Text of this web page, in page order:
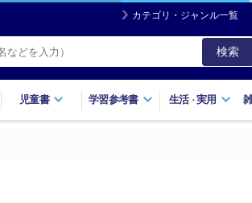
カテゴリ・ジャンル一覧
検索
児童書 学習参考書 生活・実用